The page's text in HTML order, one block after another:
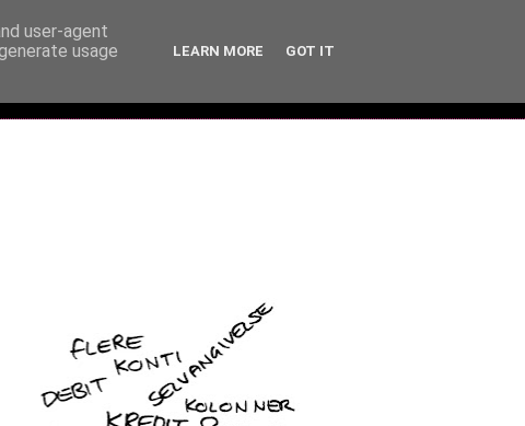
user-agent
usage
LEARN MORE GOT IT